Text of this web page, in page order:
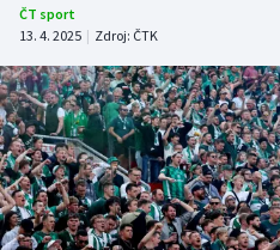
Atletika
Cyklistika
DALŠÍ SPORTY
Americký fotbal
NEPŘEHLÉDNĚTE
ČT sport
13. 4. 2025 | Zdroj: ČTK